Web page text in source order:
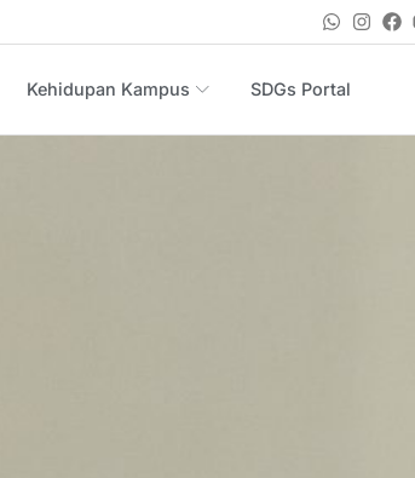
Kehidupan Kampus SDGs Portal